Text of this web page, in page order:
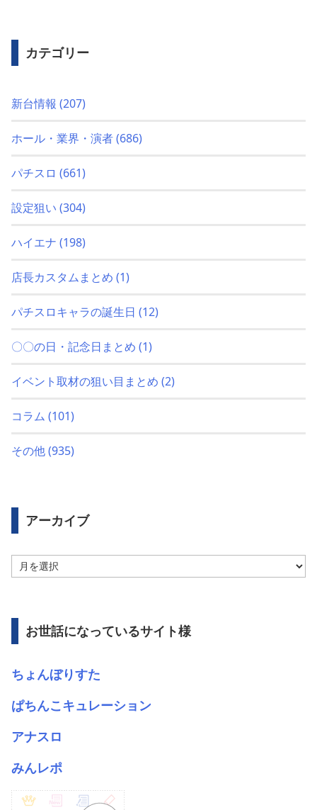
カテゴリー
新台情報 (207)
ホール・業界・演者(686)
パチスロ (661)
設定狙い (304)
ハイエナ (198)
店長カスタムまとめ (1)
パチスロキャラの誕生日 (12)
〇〇の日・記念日まとめ (1)
イベント取材の狙い目まとめ (2)
コラム (101)
その他(935)
アーカイブ
ー
ブ
お世話になっているサイト様
ちょんぼりすた
ぱちんこキュレーション
アナスロ
みんレポ